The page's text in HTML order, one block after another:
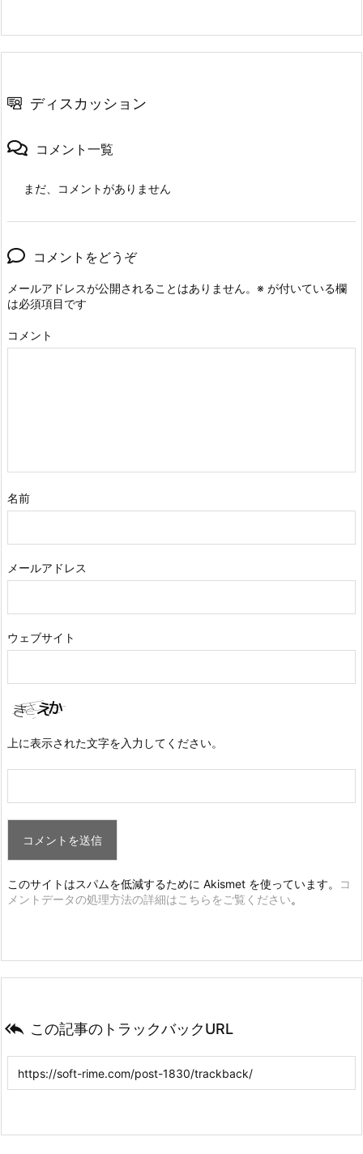
ディスカッション
コメント一覧
まだ、コメントがありません
コメントをどうぞ
メールアドレスが公開されることはありません。 ※ が付いている欄
は必須項目です
コメント
名前
メールアドレス
ウェブサイト
上に表示された文字を入力してください。
このサイトはスパムを低減するために Akismet を使っています。
コ
メントデータの処理方法の詳細はこちらをご覧ください。
 この記事のトラックバックURL